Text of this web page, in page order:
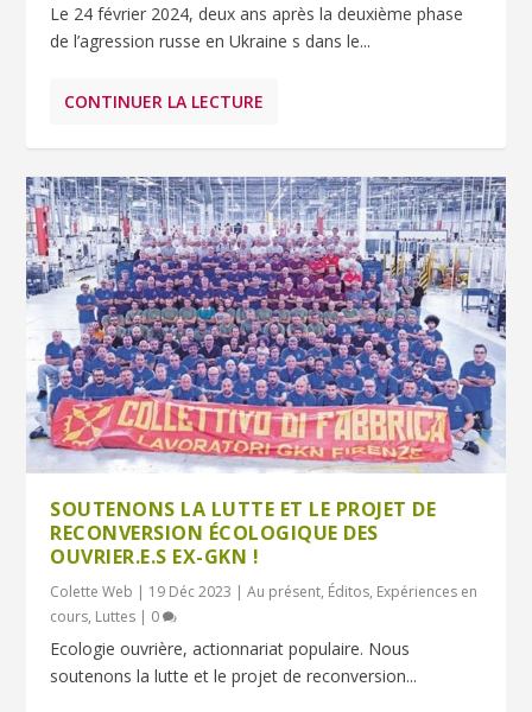
Le 24 février 2024, deux ans après la deuxième phase
de l’agression russe en Ukraine s dans le...
CONTINUER LA LECTURE
SOUTENONS LA LUTTE ET LE PROJET DE
RECONVERSION ÉCOLOGIQUE DES
OUVRIER.E.S EX-GKN !
Colette Web 19 Déc 2023 |Au présent, Éditos, Expériences en
cours, Luttes 0
Ecologie ouvrière, actionnariat populaire. Nous
soutenons la lutte et le projet de reconversion...